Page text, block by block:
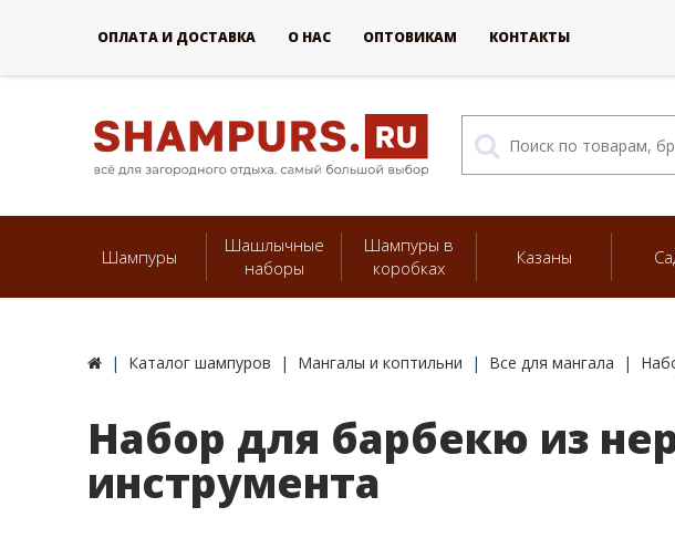
Шампуры
Шашлычные
наборы
Шампуры в
коробках
Казаны
Каталог шампуров Мангалы и коптильни Все для мангала
Набор для барбекю из
инструмента
ОПЛАТА И ДОСТАВКА О НАС ОПТОВИКАМ КОНТАКТЫ